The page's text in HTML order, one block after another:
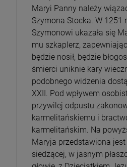
Maryi Panny należy
Szymona Stocka. W 1251
Szymonowi ukazała się
mu szkaplerz,
będzie nosił, będzie
śmierci uniknie kary
podobnego widzenia
XXII. Pod wpływem
przywilej odpustu
karmelitańskiemu i
karmelitańskim. Na
Maryja przedstawiona
siedzącej, w jasnym